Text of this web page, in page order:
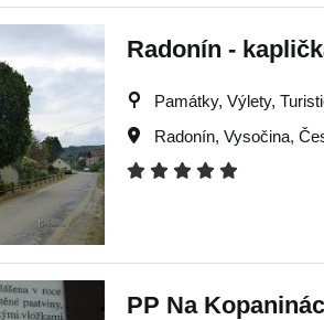
Radonín -
Památky, Výlety,
Radonín, Vysočina,
PP Na